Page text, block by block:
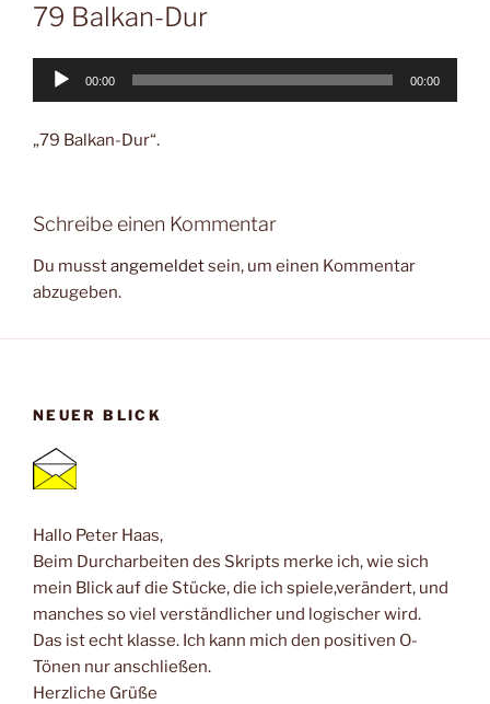
79 Balkan-Dur
Audio-
00:00 00:00
„79 Balkan-Dur“.
Schreibe einen Kommentar
Du musstangemeldetsein, um einen Kommentar
abzugeben.
NEUER BLICK
Hallo Peter Haas,
Beim Durcharbeiten des Skripts merke ich, wie sich
mein Blick auf die Stücke, die ich spiele,verändert, und
manches so viel verständlicher und logischer wird.
Das ist echt klasse. Ich kann mich den positiven O-
Tönen nur anschließen.
Herzliche Grüße